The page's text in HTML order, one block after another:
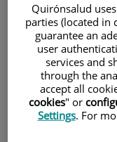
cadascun
clínica,
vascular,
cardíaca,
cardíaca
arítmies , i
cardiovascular.
Quirónsalud
parties (located in
guarantee an
user
services and
through the
accept all
cookies" or
Settings. For